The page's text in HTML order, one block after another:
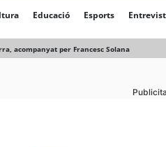
Educació Esports
acompanyat per Francesc Solana